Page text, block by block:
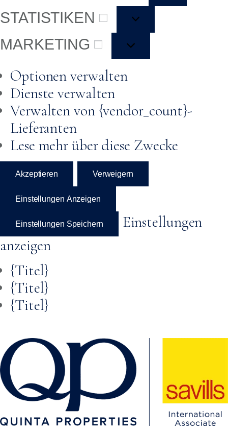
STATISTIKEN
MARKETING
Optionen verwalten
Dienste verwalten
Verwalten von {vendor_count}-
Lieferanten
Lese mehr über diese Zwecke
Akzeptieren Verweigern
Einstellungen Anzeigen
Einstellungen Speichern
Einstellungen
anzeigen
{Titel}
{Titel}
{Titel}